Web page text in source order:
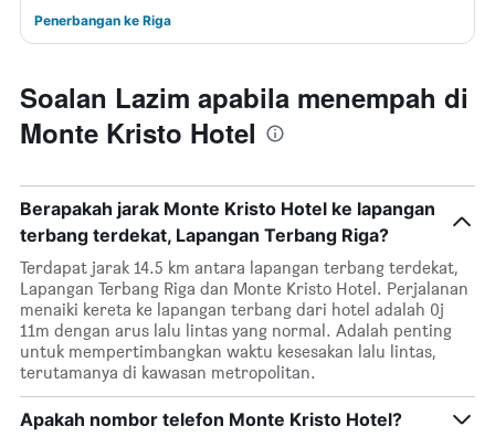
Penerbangan ke Riga
Soalan Lazim apabila menempah di
Monte Kristo Hotel
Berapakah jarak Monte Kristo Hotel ke lapangan
terbang terdekat, Lapangan Terbang Riga?
Terdapat jarak 14.5 km antara lapangan terbang terdekat,
Lapangan Terbang Riga dan Monte Kristo Hotel. Perjalanan
menaiki kereta ke lapangan terbang dari hotel adalah 0j
11m dengan arus lalu lintas yang normal. Adalah penting
untuk mempertimbangkan waktu kesesakan lalu lintas,
terutamanya di kawasan metropolitan.
Apakah nombor telefon Monte Kristo Hotel?